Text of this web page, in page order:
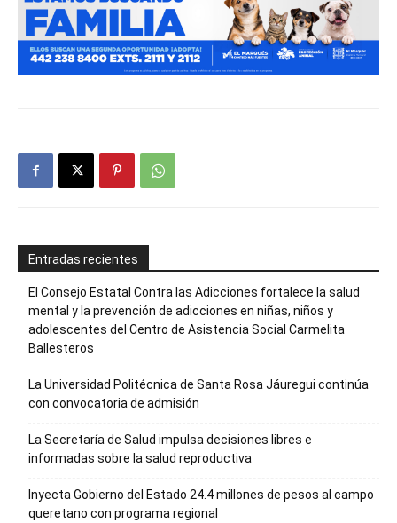
Entradas recientes
El Consejo Estatal Contra las Adicciones fortalece la salud
mental y la prevención de adicciones en niñas, niños y
adolescentes del Centro de Asistencia Social Carmelita
Ballesteros
La Universidad Politécnica de Santa Rosa Jáuregui continúa
con convocatoria de admisión
La Secretaría de Salud impulsa decisiones libres e
informadas sobre la salud reproductiva
Inyecta Gobierno del Estado 24.4 millones de pesos al campo
queretano con programa regional